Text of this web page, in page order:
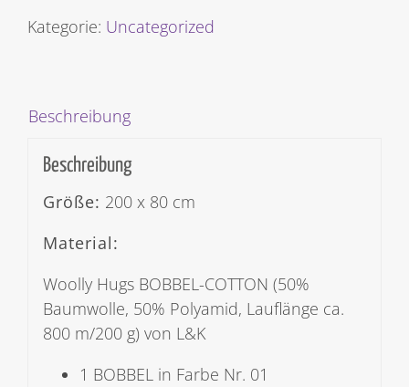
Kategorie: Uncategorized
Beschreibung
Beschreibung
Größe: 200 x 80 cm
Material:
Woolly Hugs BOBBEL-COTTON (50%
Baumwolle, 50% Polyamid, Lauflänge ca.
800 m/200 g) von L&K
1 BOBBEL in Farbe Nr. 01